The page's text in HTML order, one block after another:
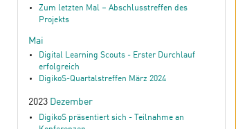
Zum letzten Mal – Abschlusstreffen des
Projekts
Mai
Digital Learning Scouts - Erster Durchlauf
erfolgreich
DigikoS-Quartalstreffen März 2024
2023 Dezember
DigikoS präsentiert sich - Teilnahme an